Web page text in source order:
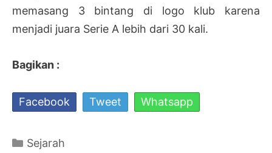
memasang 3 bintang di logo klub karena
menjadi juara Serie A lebih dari 30 kali.
Bagikan :
Facebook Tweet Whatsapp
Kategori
Sejarah